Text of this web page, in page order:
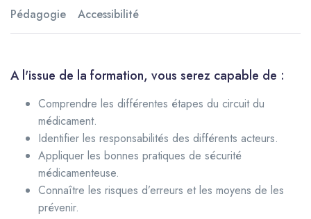
processus médicamenteux.
Pédagogie Accessibilité
A l'issue de la formation, vous serez capable de :
Comprendre les différentes étapes du circuit du
médicament.
Identifier les responsabilités des différents acteurs.
Appliquer les bonnes pratiques de sécurité
médicamenteuse.
Connaître les risques d’erreurs et les moyens de les
prévenir.